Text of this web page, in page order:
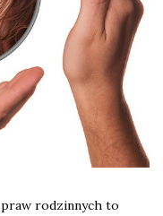
rodzinnych to